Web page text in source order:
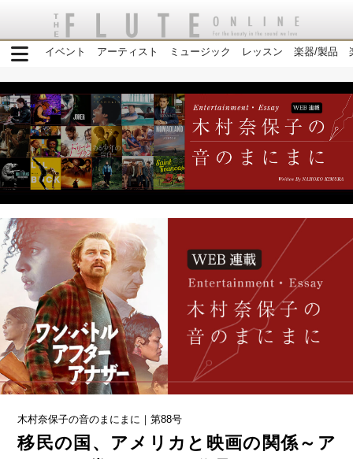
イベント アーティスト ミュージック レッスン 楽器/製品
木村奈保子の音のまにまに｜第88号
移民の国、アメリカと映画の関係～ア